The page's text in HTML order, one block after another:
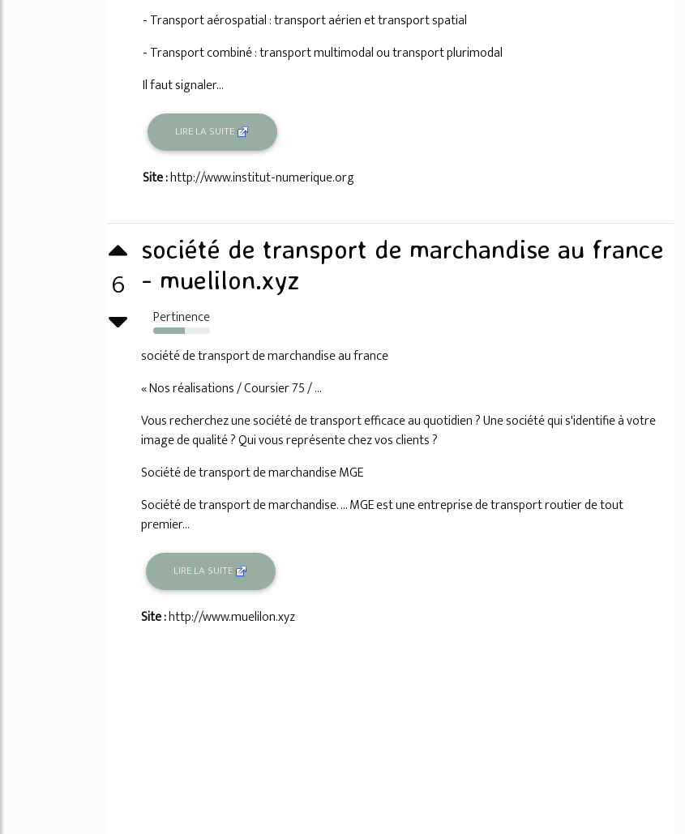
- Transport aérospatial : transport aérien et transport spatial
- Transport combiné : transport multimodal ou transport plurimodal
Il faut signaler...
LIRE LA SUITE
Site :http://www.institut-numerique.org
6
société de transport de marchandise au france
- muelilon.xyz
Pertinence
56%
société de transport de marchandise au france
« Nos réalisations / Coursier 75 / ...
Vous recherchez une société de transport efficace au quotidien ? Une société qui s'identifie à votre
image de qualité ? Qui vous représente chez vos clients ?
Société de transport de marchandise MGE
Société de transport de marchandise. ... MGE est une entreprise de transport routier de tout
premier...
LIRE LA SUITE
Site :http://www.muelilon.xyz